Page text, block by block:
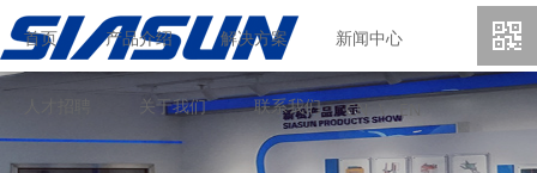
首页 产品介绍 解决方案 新闻中心
关于我们 联系我们 CN \ EN